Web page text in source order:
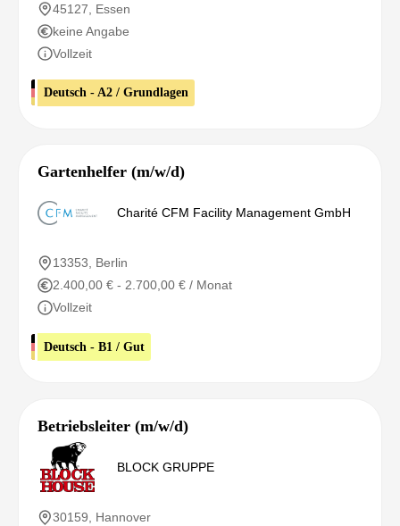
45127, Essen
keine Angabe
Vollzeit
Deutsch - A2 / Grundlagen
Gartenhelfer (m/w/d)
Charité CFM Facility Management GmbH
13353, Berlin
2.400,00 € - 2.700,00 € / Monat
Vollzeit
Deutsch - B1 / Gut
Betriebsleiter (m/w/d)
BLOCK GRUPPE
30159, Hannover